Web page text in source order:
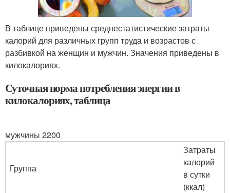
В таблице приведены среднестатистические затраты
калорий для различных групп труда и возрастов с
разбивкой на женщин и мужчин. Значения приведены в
килокалориях.
Суточная норма потребления энергии в
килокалориях, таблица
мужчины 2200
Группа
Затраты
калорий
в сутки
(ккал)